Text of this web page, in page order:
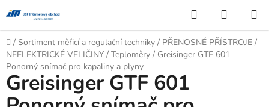
na
obsah
Hledat
KOŠÍK
Domů
/ Sortiment měřicí a regulační techniky / PŘENOSNÉ PŘÍSTROJE /
NEELEKTRICKÉ VELIČINY / Teploměry / Greisinger GTF 601
Ponorný snímač pro kapaliny a plyny
Greisinger GTF 601